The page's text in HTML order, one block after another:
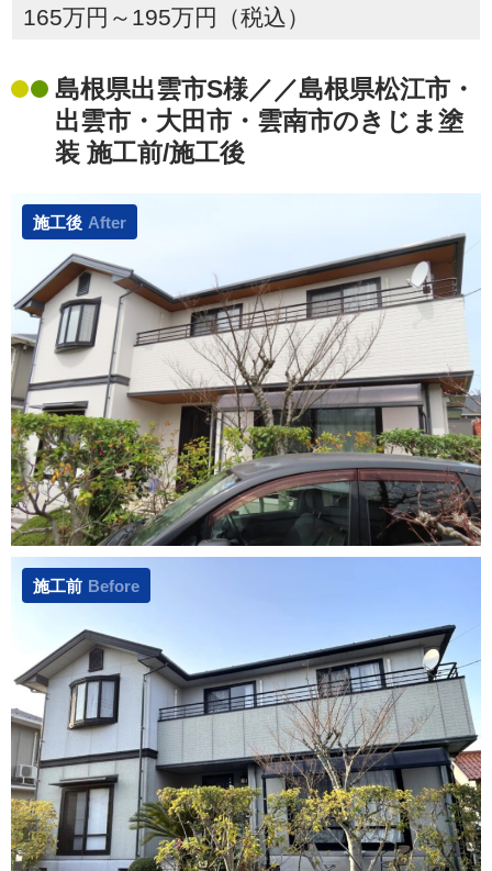
165万円～195万円（税込）
島根県出雲市S様／／島根県松江市・
出雲市・大田市・雲南市のきじま塗
装 施工前/施工後
施工後 After
施工前 Before